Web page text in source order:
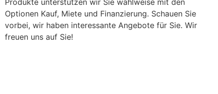
Produkte unterstützen wir Sie wahlweise mit den
Optionen Kauf, Miete und Finanzierung. Schauen Sie
vorbei, wir haben interessante Angebote für Sie. Wir
freuen uns auf Sie!